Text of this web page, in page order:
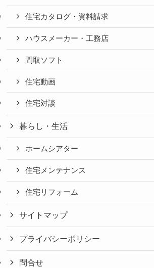
住宅カタログ・資料請求
ハウスメーカー・工務店
間取ソフト
住宅動画
住宅対談
暮らし・生活
ホームシアター
住宅メンテナンス
住宅リフォーム
サイトマップ
プライバシーポリシー
問合せ